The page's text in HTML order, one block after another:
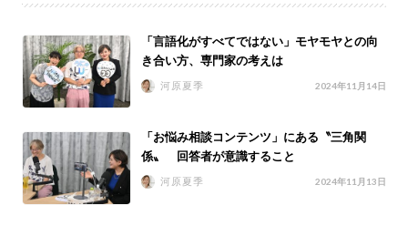
「言語化がすべてではない」モヤモヤとの向
き合い方、専門家の考えは
河原夏季 2024年11月14日
「お悩み相談コンテンツ」にある〝三角関
係〟 回答者が意識すること
河原夏季 2024年11月13日